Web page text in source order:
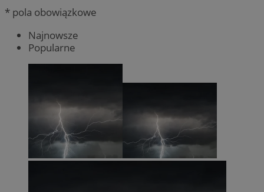
* pola obowiązkowe
Najnowsze
Popularne